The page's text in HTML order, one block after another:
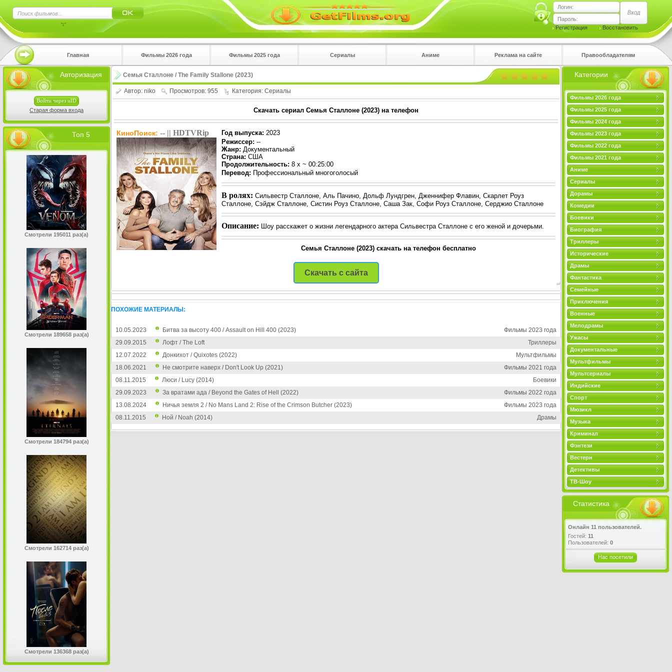
Логин:
Пароль:
Регистрация
Восстановить
Главная Фильмы 2026 года Фильмы 2025 года Сериалы Аниме Реклама на сайте Правообладателям
Авторизация
Войти через uID
Старая форма входа
Топ 5
Смотрели 195011 раз(а)
Смотрели 189658 раз(а)
Смотрели 184794 раз(а)
Смотрели 162714 раз(а)
Смотрели 136368 раз(а)
Категории
Фильмы 2026 года
Фильмы 2025 года
Фильмы 2024 года
Фильмы 2023 года
Фильмы 2022 года
Фильмы 2021 года
Аниме
Сериалы
Дорамы
Комедии
Боевики
Биография
Триллеры
Исторические
Драмы
Фантастика
Семейные
Приключения
Военные
Мелодрамы
Ужасы
Документальные
Мультфильмы
Мультсериалы
Индийские
Спорт
Мюзикл
Музыка
Криминал
Фэнтези
Вестерн
Детективы
ТВ-Шоу
Статистика
Онлайн 11 пользователей.
Гостей: 11
Пользователей: 0
Нас посетили
Семья Сталлоне / The Family Stallone (2023)
Автор: niko Просмотров: 955 Категория: Сериалы
Скачать сериал Семья Сталлоне (2023) на телефон
КиноПоиск: -- || HDTVRip Год выпуска: 2023
Режиссер: --
Жанр: Документальный
Страна: США
Продолжительность: 8 x ~ 00:25:00
Перевод: Профессиональный многоголосый
В ролях: Сильвестр Сталлоне, Аль Пачино, Дольф Лундгрен, Дженнифер Флавин, Скарлет Роуз
Сталлоне, Сэйдж Сталлоне, Систин Роуз Сталлоне, Саша Зак, Софи Роуз Сталлоне, Серджио Сталлоне
Описание: Шоу расскажет о жизни легендарного актера Сильвестра Сталлоне с его женой и дочерьми.
Семья Сталлоне (2023) скачать на телефон бесплатно
Нажмите на в плеере
!!!Если Вы с телефона сперва нажмите на троеточие в правом
верхнем углу!!!
Скачать с сайта
ПОХОЖИЕ МАТЕРИАЛЫ:
10.05.2023 Битва за высоту 400 / Assault on Hill 400 (2023)
Фильмы 2023 года
29.09.2015
Лофт / The Loft
Триллеры
12.07.2022
Донкихот / Quixotes (2022)
Мультфильмы
18.06.2021
Не смотрите наверх / Don't Look Up (2021)
Фильмы 2021 года
08.11.2015
Люси / Lucy (2014)
Боевики
29.09.2023
За вратами ада / Beyond the Gates of Hell (2022)
Фильмы 2022 года
13.08.2024
Ничья земля 2 / No Mans Land 2: Rise of the Crimson Butcher (2023)
Фильмы 2023 года
08.11.2015
Ной / Noah (2014) Драмы